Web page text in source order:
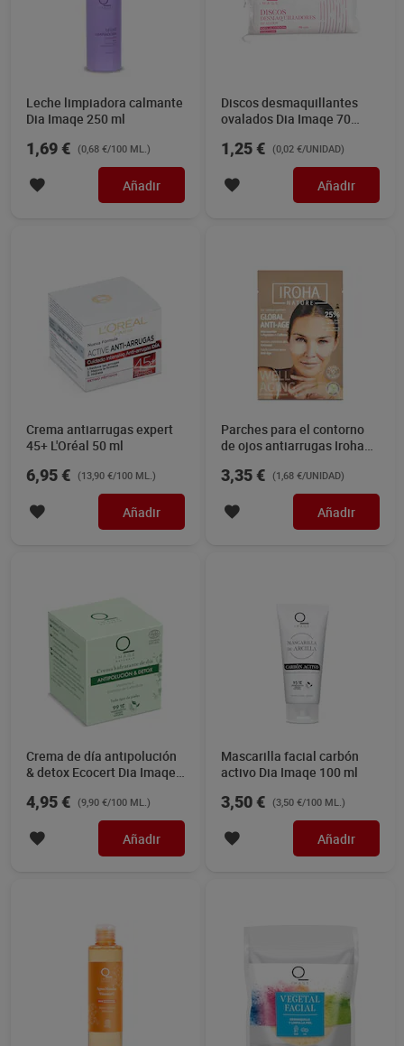
Leche limpiadora calmante
Dia Imaqe 250 ml
1,69 € (0,68 €/100 ML.)
Añadir
Discos desmaquillantes
ovalados Dia Imaqe 70
1,25 € (0,02 €/UNIDAD)
Añadir
Crema antiarrugas expert
45+ L'Oréal 50 ml
6,95 € (13,90 €/100 ML.)
Añadir
Parches para el contorno
de ojos antiarrugas Iroha
3,35 € (1,68 €/UNIDAD)
Añadir
Crema de día antipolución
& detox Ecocert Dia Imaqe
4,95 € (9,90 €/100 ML.)
Añadir
Mascarilla facial carbón
activo Dia Imaqe 100 ml
3,50 € (3,50 €/100 ML.)
Añadir